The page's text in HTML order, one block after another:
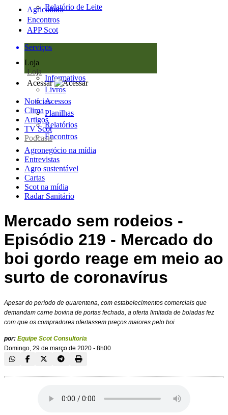
Relatório de Leite
Agricultura
Encontros
APP Scot
Serviços
Loja
Loja
Informativos
Livros
Acessos
Planilhas
Relatórios
Encontros
Acessar
Notícias
Clima
Artigos
TV Scot
Podcasts
Agronegócio na mídia
Entrevistas
Agro sustentável
Cartas
Scot na mídia
Radar Sanitário
Mercado sem rodeios -
Episódio 219 - Mercado do
boi gordo reage em meio ao
surto de coronavírus
Apesar do período de quarentena, com estabelecimentos comerciais que
demandam carne bovina de portas fechada, a oferta limitada de boiadas fez
com que os compradores ofertassem preços maiores pelo boi
por: Equipe Scot Consultoria
Domingo, 29 de março de 2020 - 8h00